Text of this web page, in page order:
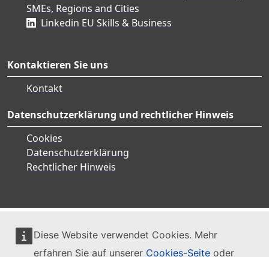
Diese Website verwendet Cookies. Mehr
erfahren Sie auf unserer Cookies-Seite oder
SMEs, Regions and Cities
Linkedin EU Skills & Business
Kontaktieren Sie uns
Kontakt
Datenschutzerklärung und rechtlicher Hinweis
Cookies
Datenschutzerklärung
Rechtlicher Hinweis